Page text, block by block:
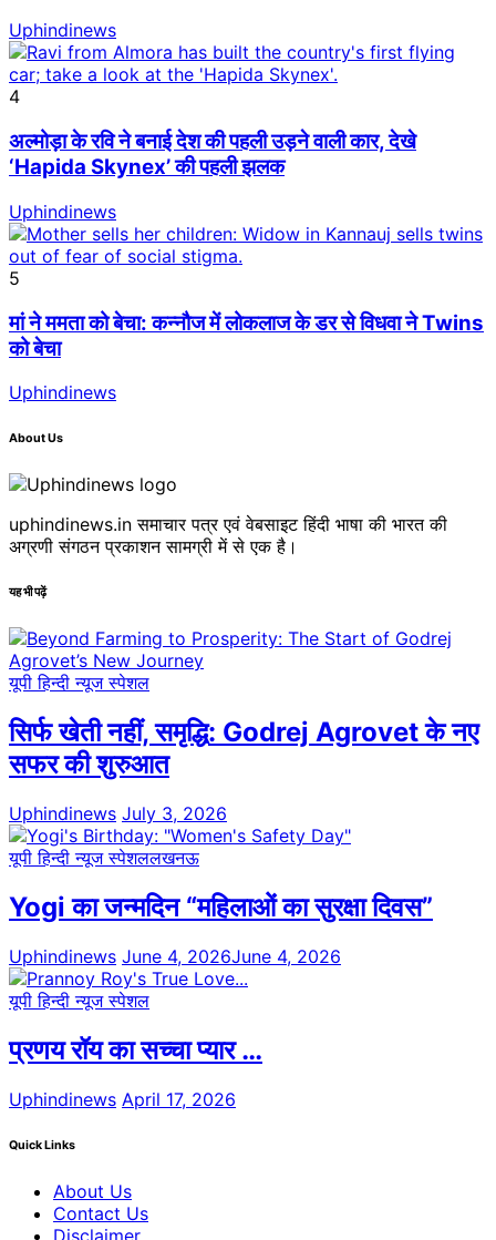
Uphindinews
4
अल्मोड़ा के रवि ने बनाई देश की पहली उड़ने वाली कार, देखे
‘Hapida Skynex’ की पहली झलक
Uphindinews
5
मां ने ममता को बेचा: कन्नौज में लोकलाज के डर से विधवा ने Twins
को बेचा
Uphindinews
About Us
uphindinews.in समाचार पत्र एवं वेबसाइट हिंदी भाषा की भारत की
अग्रणी संगठन प्रकाशन सामग्री में से एक है।
यह भी पढ़ें
यूपी हिन्दी न्यूज स्पेशल
सिर्फ खेती नहीं, समृद्धि: Godrej Agrovet के नए
सफर की शुरुआत
Uphindinews July 3, 2026
यूपी हिन्दी न्यूज स्पेशललखनऊ
Yogi का जन्मदिन “महिलाओं का सुरक्षा दिवस”
Uphindinews June 4, 2026June 4, 2026
यूपी हिन्दी न्यूज स्पेशल
प्रणय रॉय का सच्चा प्यार …
Uphindinews April 17, 2026
Quick Links
About Us
Contact Us
Disclaimer